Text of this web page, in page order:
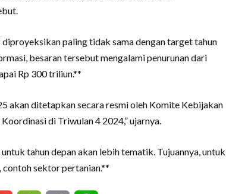
paling tidak sama dengan target tahun
besaran tersebut mengalami penurunan dari
Rp 300 triliun.**
akan ditetapkan secara resmi oleh Komite Kebijakan
di Triwulan 4 2024,” ujarnya.
tahun depan akan lebih tematik. Tujuannya, untuk
contoh sektor pertanian.**